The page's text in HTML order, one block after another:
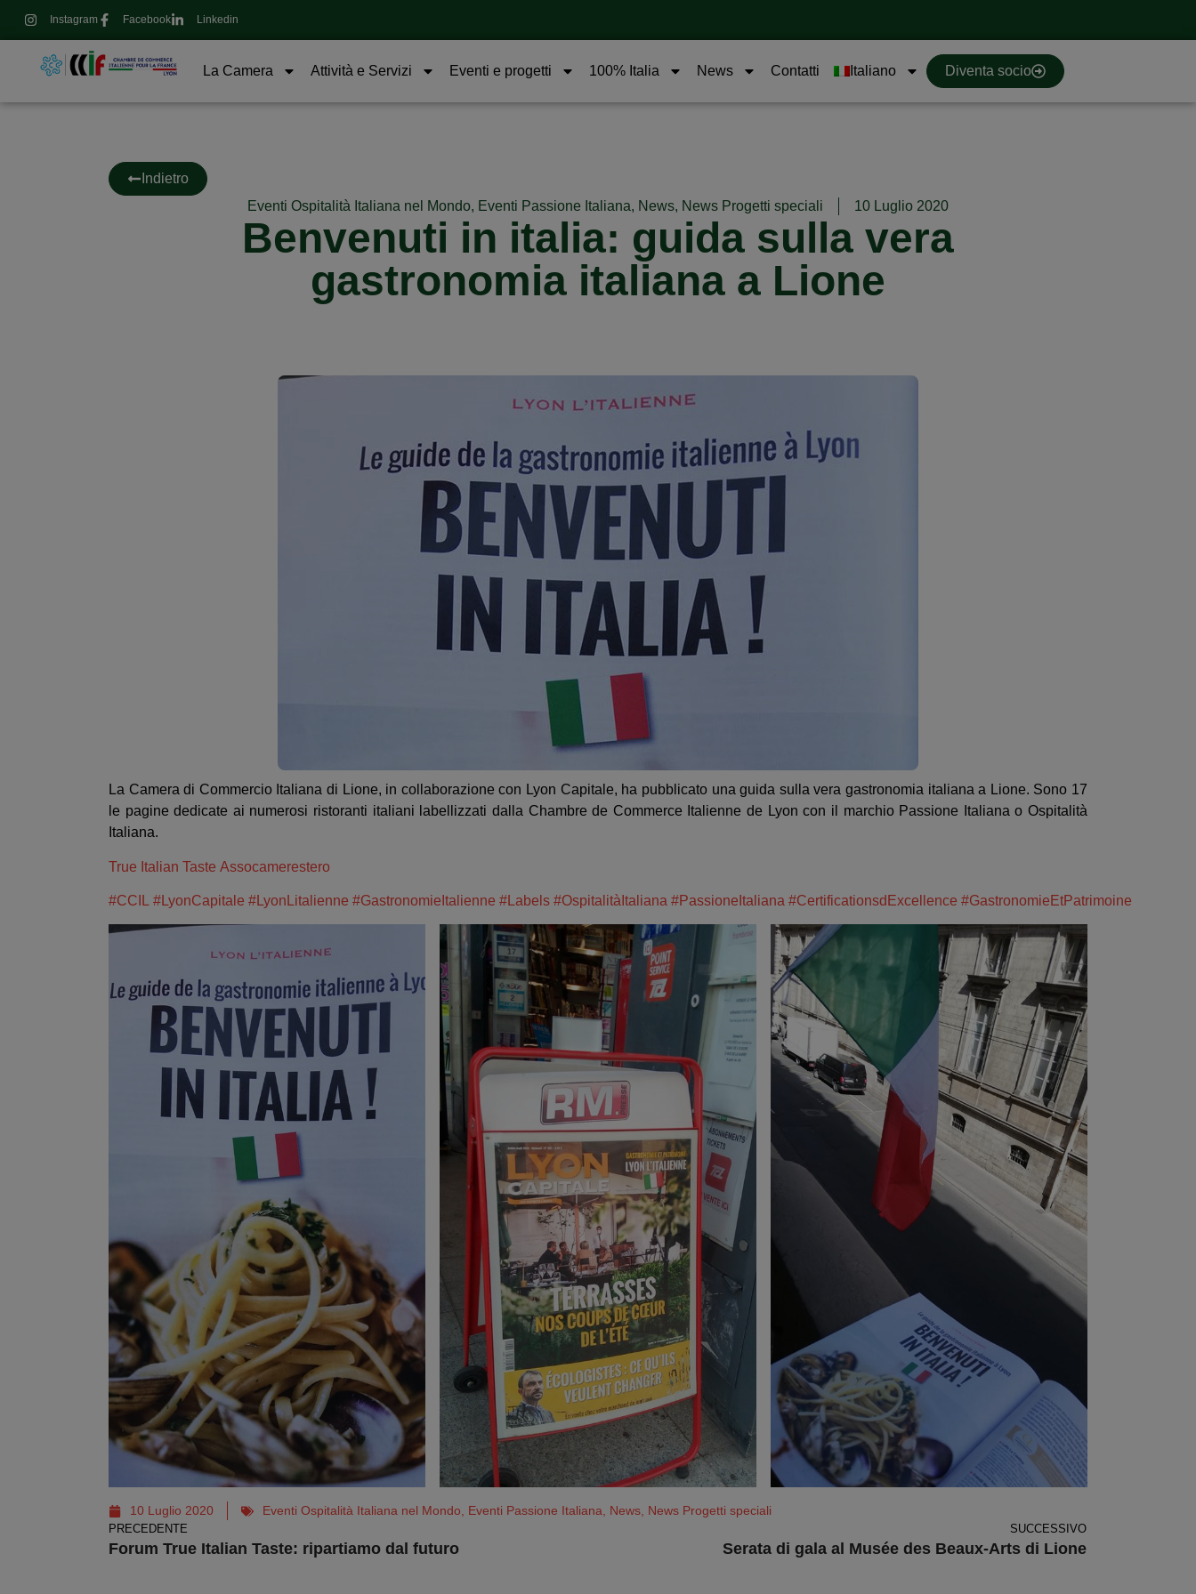
Instagram Facebook Linkedin
La Camera Attività e Servizi Eventi e progetti 100% Italia News Contatti Italiano Diventa socio
Indietro
Eventi Ospitalità Italiana nel Mondo, Eventi Passione Italiana, News, News Progetti speciali 10 Luglio 2020
Benvenuti in italia: guida sulla vera
gastronomia italiana a Lione
La Camera di Commercio Italiana di Lione, in collaborazione con Lyon Capitale, ha pubblicato una guida sulla vera gastronomia italiana a Lione. Sono 17
le pagine dedicate ai numerosi ristoranti italiani labellizzati dalla Chambre de Commerce Italienne de Lyon con il marchio Passione Italiana o Ospitalità
Italiana.
True Italian Taste Assocamerestero
#CCIL #LyonCapitale #LyonLitalienne #GastronomieItalienne #Labels #OspitalitàItaliana #PassioneItaliana #CertificationsdExcellence #GastronomieEtPatrimoine
10 Luglio 2020 Eventi Ospitalità Italiana nel Mondo, Eventi Passione Italiana, News, News Progetti speciali
PRECEDENTE
Forum True Italian Taste: ripartiamo dal futuro
SUCCESSIVO
Serata di gala al Musée des Beaux-Arts di Lione